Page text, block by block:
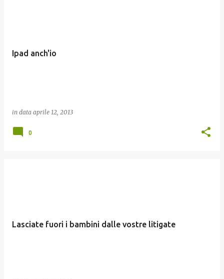
Ipad anch'io
in data aprile 12, 2013
0
Lasciate fuori i bambini dalle vostre litigate